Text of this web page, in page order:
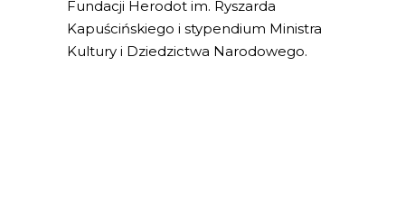
Fundacji Herodot im. Ryszarda
Kapuścińskiego i stypendium Ministra
Kultury i Dziedzictwa Narodowego.